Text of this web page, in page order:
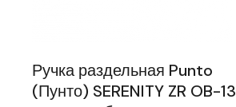
Ручка раздельная Punto
(Пунто) SERENITY ZR OB-13